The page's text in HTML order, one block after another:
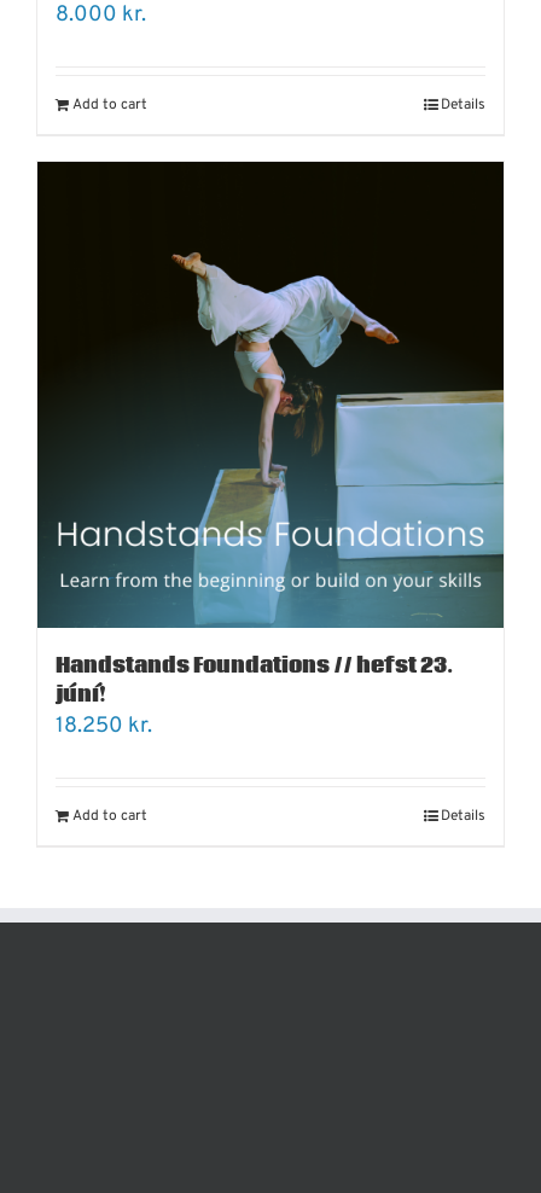
8.000 kr.
Add to cart Details
Handstands Foundations // hefst 23.
júní!
18.250 kr.
Add to cart Details